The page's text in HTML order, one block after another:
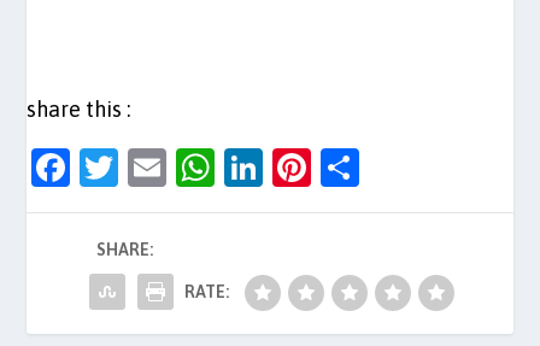
share this :
F
a
e
b
T
w
itt
er
E
m
l
W
h
s
Li
n
e
dI
Pi
nt
es
t
h
e
SHARE:
RATE: